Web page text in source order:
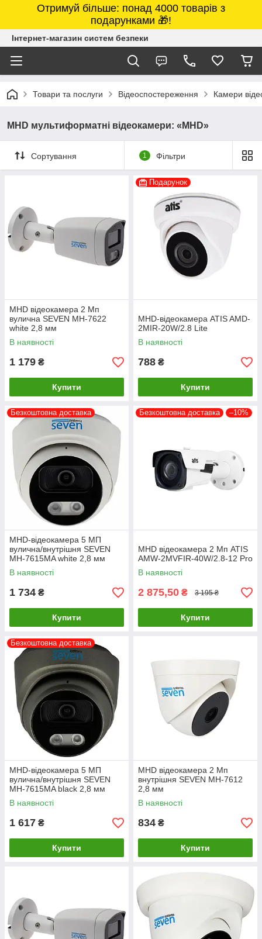
Отримуй більше: понад 4000 товарів з
подарунками 🎁!
Інтернет-магазин систем безпеки
Товари та послуги Відеоспостереження Камери
MHD мультиформатні відеокамери: «MHD»
Сортування 1 Фільтри
MHD відеокамера 2 Мп
вулична SEVEN MH-7622
white 2,8 мм
В наявності
1 179 ₴
Купити
Подарунок
MHD-відеокамера ATIS AMD-
2MIR-20W/2.8 Lite
В наявності
788 ₴
Купити
Безкоштовна доставка
MHD-відеокамера 5 МП
вулична/внутрішня SEVEN
MH-7615MA white 2,8 мм
В наявності
1 734 ₴
Купити
Безкоштовна доставка –10%
MHD відеокамера 2 Мп ATIS
AMW-2MVFIR-40W/2.8-12 Pro
В наявності
2 875,50 ₴ 3 195 ₴
Купити
Безкоштовна доставка
MHD-відеокамера 5 МП
вулична/внутрішня SEVEN
MH-7615MA black 2,8 мм
В наявності
1 617 ₴
Купити
MHD відеокамера 2 Мп
внутрішня SEVEN MH-7612
2,8 мм
В наявності
834 ₴
Купити